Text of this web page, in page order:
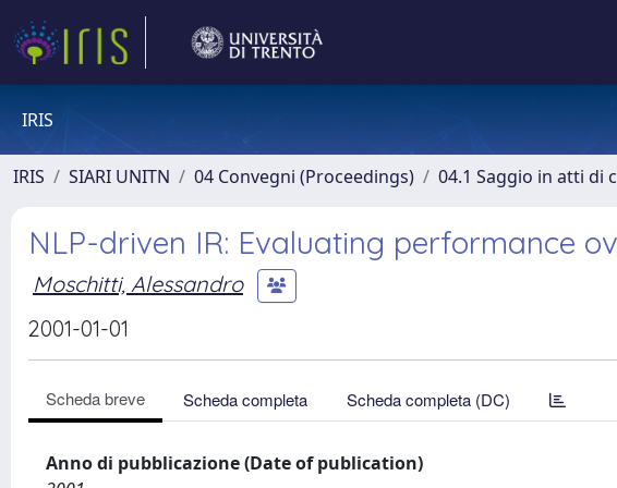
IRIS
IRIS SIARI UNITN 04 Convegni (Proceedings) 04.1 Saggio in atti di
NLP-driven IR: Evaluating performance
Moschitti, Alessandro
2001-01-01
Scheda breve Scheda completa Scheda completa (DC)
Anno di pubblicazione (Date of publication)